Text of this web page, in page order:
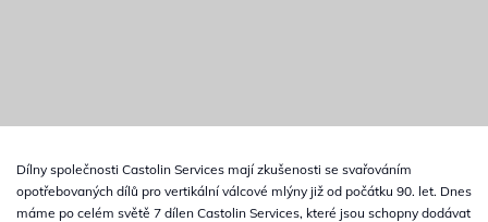
Dílny společnosti Castolin Services mají zkušenosti se svařováním
opotřebovaných dílů pro vertikální válcové mlýny již od počátku 90. let. Dnes
máme po celém světě 7 dílen Castolin Services, které jsou schopny dodávat